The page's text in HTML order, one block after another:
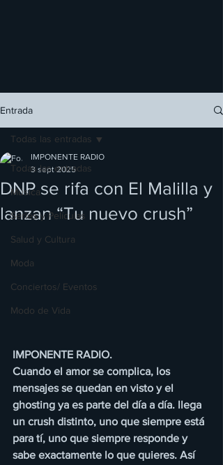
Entrada
Todas las entradas
Música
Series y Películas
Salud y Cultura
Moda
Conciertos/ Eventos
Modo de Vida
Todas las entradas
DNP se rifa con El Malilla y
lanzan “Tu nuevo crush”
IMPONENTE RADIO
3 sept 2025
IMPONENTE RADIO.
Cuando el amor se complica, los
mensajes se quedan en visto y el
ghosting ya es parte del día a día. llega
un crush distinto, uno que siempre está
para tí, uno que siempre responde y
sabe exactamente lo que quieres. Así